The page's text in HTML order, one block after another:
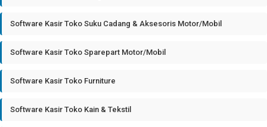
Software Kasir Toko Suku Cadang & Aksesoris Motor/Mobil
Software Kasir Toko Sparepart Motor/Mobil
Software Kasir Toko Furniture
Software Kasir Toko Kain & Tekstil